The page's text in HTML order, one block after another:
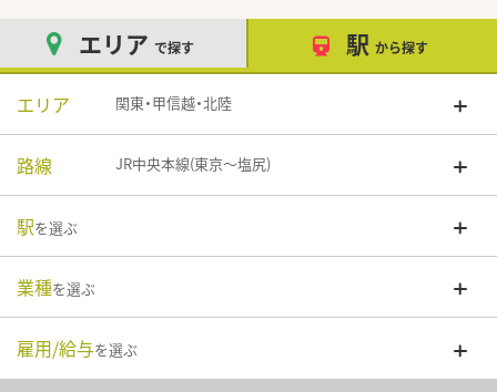
エリア で探す 駅 から探す
エリア 関東・甲信越・北陸
路線 JR中央本線(東京～塩尻)
駅を選ぶ
業種を選ぶ
雇用/給与を選ぶ